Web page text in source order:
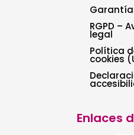
RGPD –
legal
Política
cookies
Enlaces